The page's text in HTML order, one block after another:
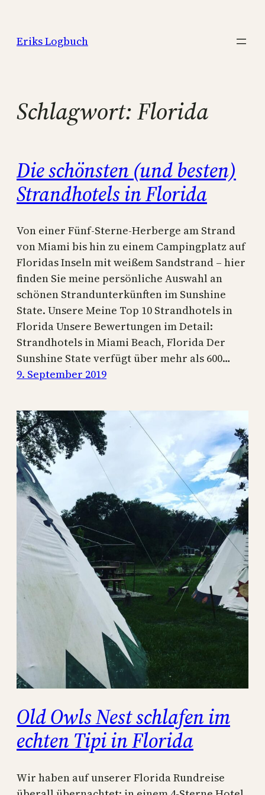
springen
Eriks Logbuch
Schlagwort:Florida
Die schönsten (und besten)
Strandhotels in Florida
Von einer Fünf-Sterne-Herberge am Strand
von Miami bis hin zu einem Campingplatz auf
Floridas Inseln mit weißem Sandstrand – hier
finden Sie meine persönliche Auswahl an
schönen Strandunterkünften im Sunshine
State. Unsere Meine Top 10 Strandhotels in
Florida Unsere Bewertungen im Detail:
Strandhotels in Miami Beach, Florida Der
Sunshine State verfügt über mehr als 600…
9. September 2019
Old Owls Nest schlafen im
echten Tipi in Florida
Wir haben auf unserer Florida Rundreise